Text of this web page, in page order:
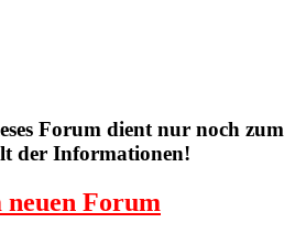
Forum dient nur noch zum
der Informationen!
neuen Forum